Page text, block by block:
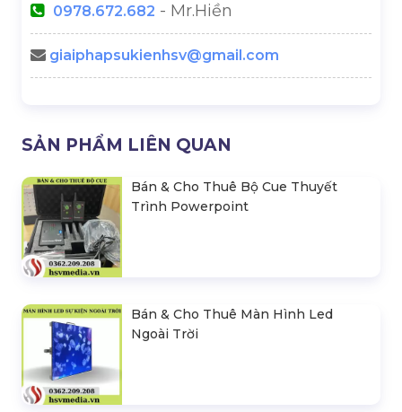
0978.672.682 - Mr.Hiền
giaiphapsukienhsv@gmail.com
SẢN PHẨM LIÊN QUAN
Bán & Cho Thuê Bộ Cue Thuyết
Trình Powerpoint
Bán & Cho Thuê Màn Hình Led
Ngoài Trời